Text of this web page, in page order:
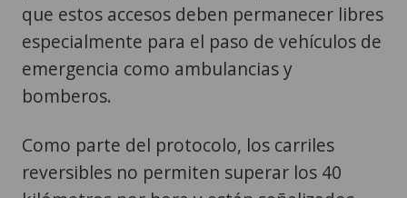
que estos accesos deben permanecer libres
especialmente para el paso de vehículos de
emergencia como ambulancias y
bomberos.
Como parte del protocolo, los carriles
reversibles no permiten superar los 40